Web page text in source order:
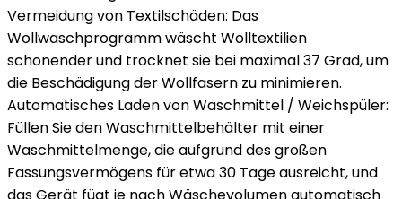
Vermeidung von Textilschäden: Das
Wollwaschprogramm wäscht Wolltextilien
schonender und trocknet sie bei maximal 37 Grad, um
die Beschädigung der Wollfasern zu minimieren.
Automatisches Laden von Waschmittel / Weichspüler:
Füllen Sie den Waschmittelbehälter mit einer
Waschmittelmenge, die aufgrund des großen
Fassungsvermögens für etwa 30 Tage ausreicht, und